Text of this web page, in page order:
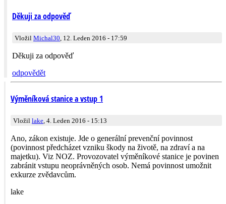
Děkuji za odpověď
Vložil Michal30 , 12. Leden 2016 - 17:59
Děkuji za odpověď
odpovědět
Výměníková stanice a vstup 1
Vložil lake, 4. Leden 2016 - 15:13
Ano, zákon existuje. Jde o generální prevenční povinnost
(povinnost předcházet vzniku škody na životě, na zdraví a na
majetku). Viz NOZ. Provozovatel výměníkové stanice je povinen
zabránit vstupu neoprávněných osob. Nemá povinnost umožnit
exkurze zvědavcům.
lake